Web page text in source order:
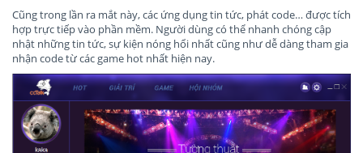
Cũng trong lần ra mắt này, các ứng dụng tin tức, phát code… được tích
hợp trực tiếp vào phần mềm. Người dùng có thể nhanh chóng cập
nhật những tin tức, sự kiện nóng hổi nhất cũng như dễ dàng tham gia
nhận code từ các game hot nhất hiện nay.